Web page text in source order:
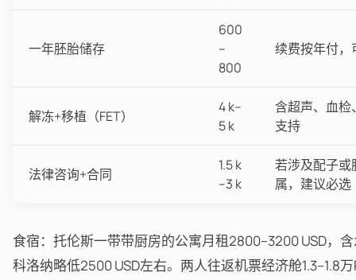
一年胚胎储存
600
–
800
续费按年付，
解冻+移植（FET）
4 k–
5 k
含超声、血检
支持
法律咨询+合同
1.5 k
–3 k
若涉及配子或
属，建议必选
食宿：托伦斯一带带厨房的公寓月租2800–3200 USD，
科洛纳略低2500 USD左右。两人往返机票经济舱1.3–1.8